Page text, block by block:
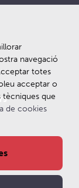
navegació
totes
acceptar o
tècniques que
de cookies